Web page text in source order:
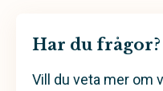
Har du frågor?
Vill du veta mer om